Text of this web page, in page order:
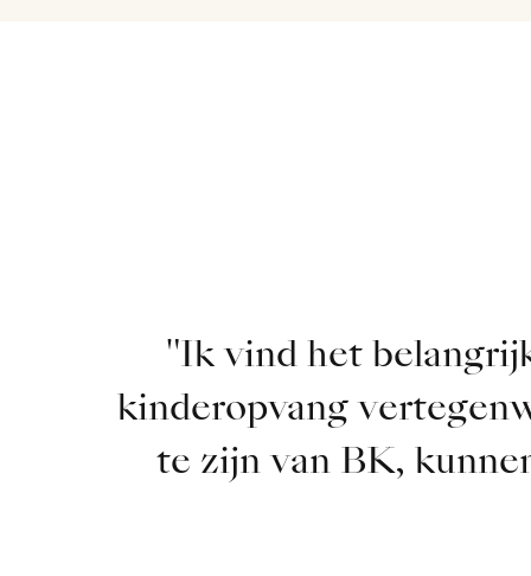
"Ik vind het
kinderopvang
te zijn van BK,